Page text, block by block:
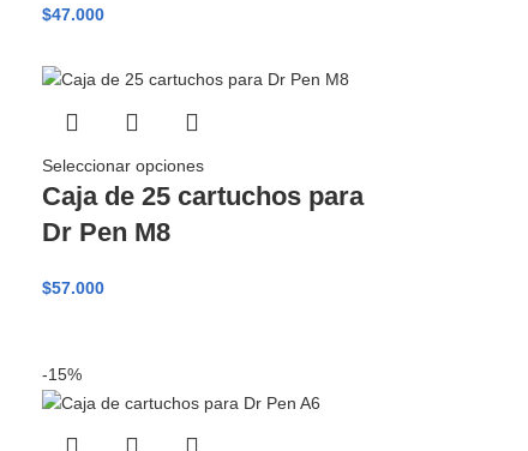
$47.000
Seleccionar opciones
Caja de 25 cartuchos para
Dr Pen M8
$57.000
-15%